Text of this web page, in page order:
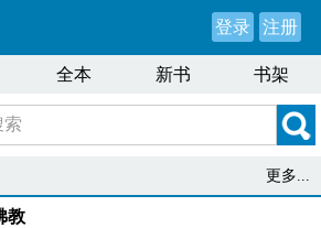
登录 注册
全本 新书 书架
更多...
教